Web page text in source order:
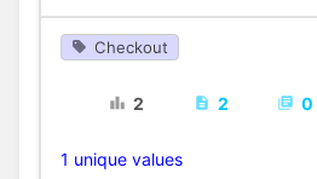
Checkout
2 2 0
1 unique values